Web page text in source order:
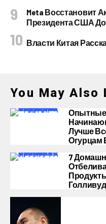
Meta Восстановит
Президента США
Власти Китая
You May Also
Опытные
Лучше
Огурцам
7